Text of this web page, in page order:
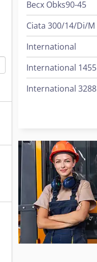
Becx Obks90-45
Ciata 300/14/Di/M
International
International 1455
International 3288
International 453
International 533